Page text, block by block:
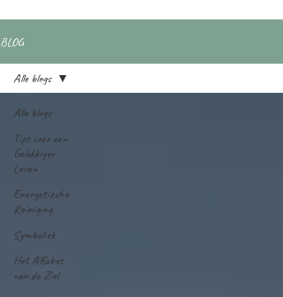
BLOG
Alle blogs
Tips voor een
Gelukkiger
Leven
Energetische
Reiniging
Symboliek
Het Alfabet
van de Ziel
Alle blogs